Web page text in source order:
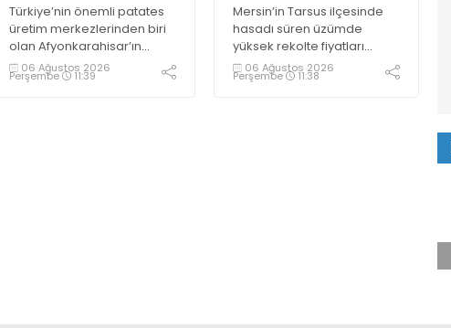
hasadı
Türkiye’nin önemli patates
üretim merkezlerinden biri
olan Afyonkarahisar’ın
Sandıklı ilçesinde yazlık
patates sökümü başlarken,
06 Ağustos 2026
Perşembe 11:39
düşürdü
Mersin’in Tarsus ilçesinde
hasadı süren üzümde
yüksek rekolte fiyatları
düşürdü. Üzümün bağda
kilogramının 10-15 liraya
06 Ağustos 2026
Perşembe 11:38